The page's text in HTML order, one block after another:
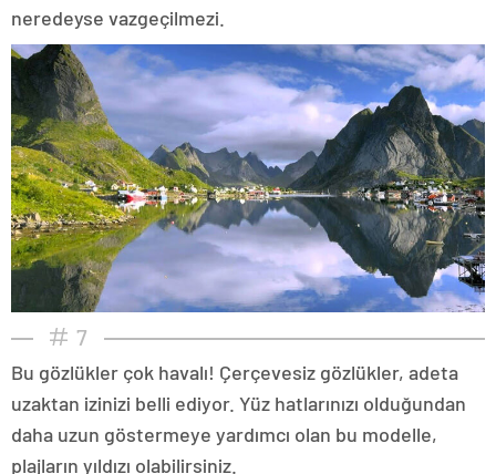
neredeyse vazgeçilmezi.
7
Bu gözlükler çok havalı! Çerçevesiz gözlükler, adeta
uzaktan izinizi belli ediyor. Yüz hatlarınızı olduğundan
daha uzun göstermeye yardımcı olan bu modelle,
plajların yıldızı olabilirsiniz.